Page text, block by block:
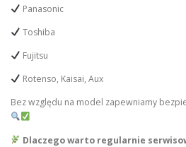
Panasonic
Toshiba
Fujitsu
Rotenso, Kaisai, Aux
Bez względu na model zapewniamy
Dlaczego warto regularnie